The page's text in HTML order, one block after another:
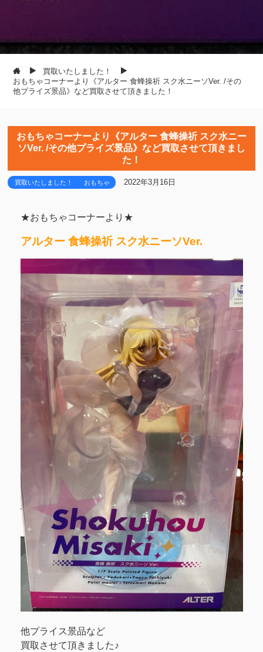
買取いたしました！
おもちゃコーナーより《アルター 食蜂操祈 スク水ニーソVer. /その
他プライズ景品》など買取させて頂きました！
おもちゃコーナーより《アルター 食蜂操祈 スク水ニー
ソVer. /その他プライズ景品》など買取させて頂きまし
た！
買取いたしました！ おもちゃ 2022年3月16日
★おもちゃコーナーより★
アルター 食蜂操祈 スク水ニーソVer.
他プライス景品など
買取させて頂きました♪